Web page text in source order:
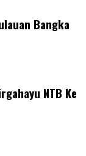
Bangka
NTB Ke